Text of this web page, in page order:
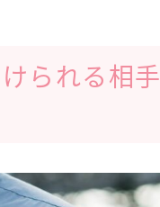
られる相手